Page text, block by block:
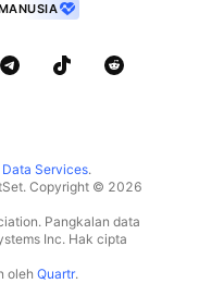
Data Services.
Copyright © 2026
Pangkalan data
Inc. Hak cipta
oleh Quartr.